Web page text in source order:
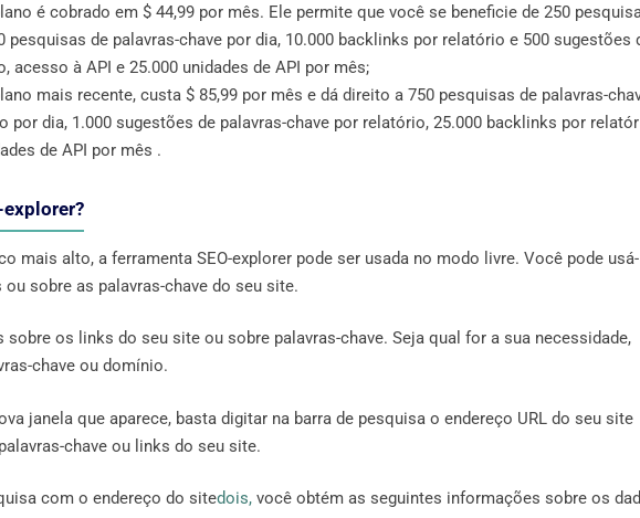
é cobrado em $ 44,99 por mês. Ele permite que você se beneficie de 250
pesquisas de palavras-chave por dia, 10.000 backlinks por relatório e 500 sugestões
acesso à API e 25.000 unidades de API por mês;
mais recente, custa $ 85,99 por mês e dá direito a 750 pesquisas de palavras-
por dia, 1.000 sugestões de palavras-chave por relatório, 25.000 backlinks por
de API por mês .
explorer?
mais alto, a ferramenta SEO-explorer pode ser usada no modo livre. Você pode
sobre as palavras-chave do seu site.
os links do seu site ou sobre palavras-chave. Seja qual for a sua necessidade,
chave ou domínio.
janela que aparece, basta digitar na barra de pesquisa o endereço URL do seu site
chave ou links do seu site.
com o endereço do sitedois, você obtém as seguintes informações sobre os